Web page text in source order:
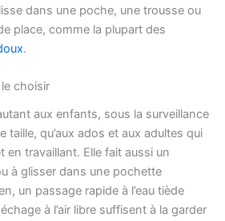
dans une poche, une trousse ou
place, comme la plupart des
.
choisir
aux enfants, sous la surveillance
taille, qu’aux ados et aux adultes qui
en travaillant. Elle fait aussi un
à glisser dans une pochette
un passage rapide à l’eau tiède
à l’air libre suffisent à la garder